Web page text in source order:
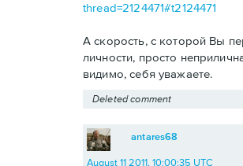
thread=2124471#t2124471
А скорость, с которой Вы
личности, просто
видимо, себя уважаете.
Deleted comment
antares68
August 11 2011, 10:00:35 UTC